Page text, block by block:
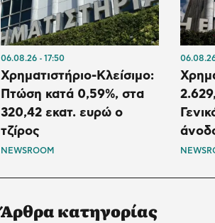
06.08.26 17:50
Χρηματιστήριο-Κλείσιμο:
Πτώση κατά 0,59%, στα
320,42 εκατ. ευρώ ο
τζίρος
NEWSROOM
Άρθρα κατηγορίας